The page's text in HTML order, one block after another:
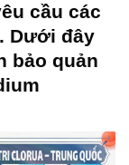
cầu các
Dưới đây
bảo quản